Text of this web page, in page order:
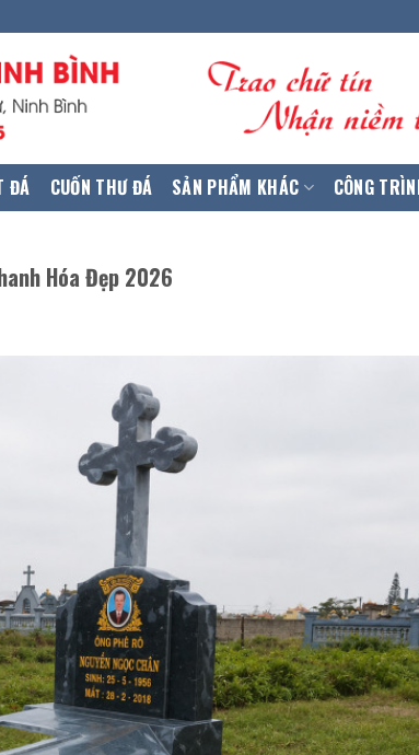
ĐÁ CUỐN THƯ ĐÁ SẢN PHẨM KHÁC CÔNG
Hóa Đẹp 2026